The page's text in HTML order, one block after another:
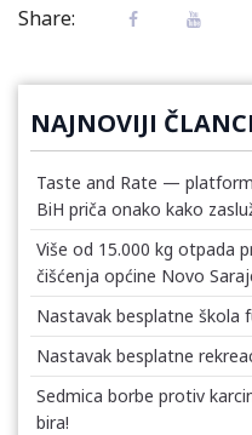
Share:
NAJNOVIJI ČLANCI
Taste and Rate —
BiH priča onako kako
Više od 15.000 kg otpada
čišćenja općine Novo
Nastavak besplatne škola
Nastavak besplatne
Sedmica borbe protiv
bira!